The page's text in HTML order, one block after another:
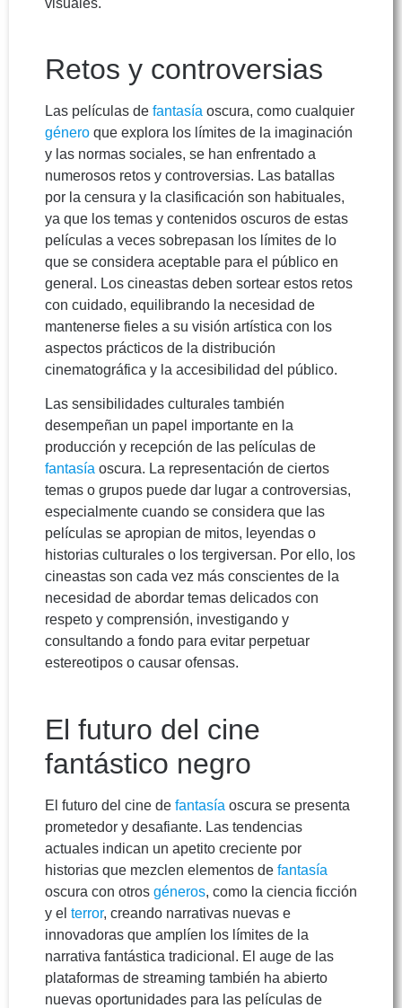
Retos y controversias
Las películas de fantasía oscura, como cualquier
género que explora los límites de la imaginación
y las normas sociales, se han enfrentado a
numerosos retos y controversias. Las batallas
por la censura y la clasificación son habituales,
ya que los temas y contenidos oscuros de estas
películas a veces sobrepasan los límites de lo
que se considera aceptable para el público en
general. Los cineastas deben sortear estos retos
con cuidado, equilibrando la necesidad de
mantenerse fieles a su visión artística con los
aspectos prácticos de la distribución
cinematográfica y la accesibilidad del público.
Las sensibilidades culturales también
desempeñan un papel importante en la
producción y recepción de las películas de
fantasía oscura. La representación de ciertos
temas o grupos puede dar lugar a controversias,
especialmente cuando se considera que las
películas se apropian de mitos, leyendas o
historias culturales o los tergiversan. Por ello, los
cineastas son cada vez más conscientes de la
necesidad de abordar temas delicados con
respeto y comprensión, investigando y
consultando a fondo para evitar perpetuar
estereotipos o causar ofensas.
El futuro del cine
fantástico negro
El futuro del cine de fantasía oscura se presenta
prometedor y desafiante. Las tendencias
actuales indican un apetito creciente por
historias que mezclen elementos de fantasía
oscura con otros géneros, como la ciencia ficción
y el terror, creando narrativas nuevas e
innovadoras que amplíen los límites de la
narrativa fantástica tradicional. El auge de las
plataformas de streaming también ha abierto
nuevas oportunidades para las películas de